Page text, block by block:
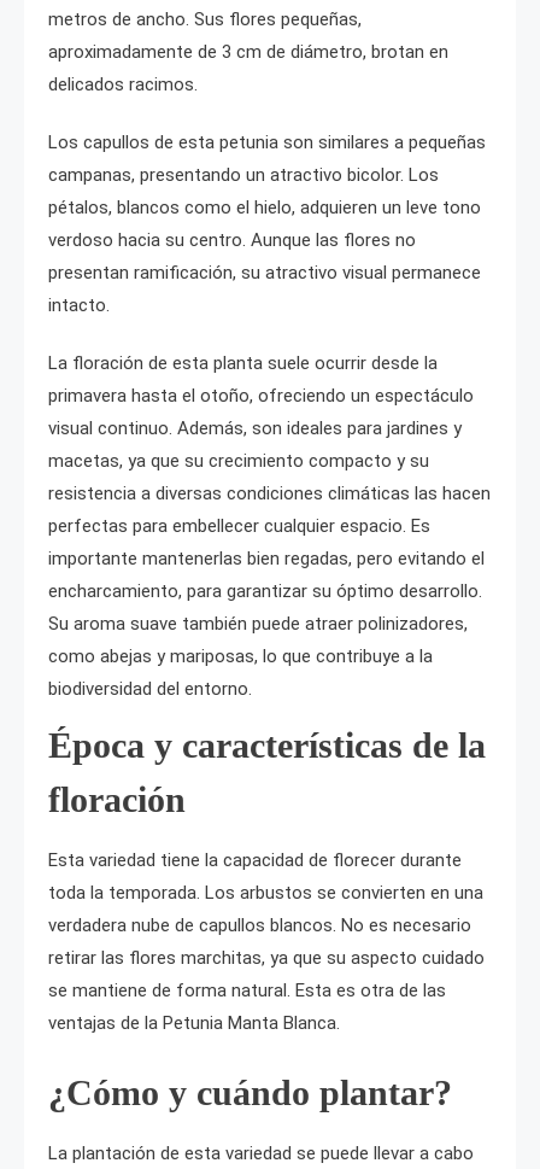
metros de ancho. Sus flores pequeñas,
aproximadamente de 3 cm de diámetro, brotan en
delicados racimos.
Los capullos de esta petunia son similares a pequeñas
campanas, presentando un atractivo bicolor. Los
pétalos, blancos como el hielo, adquieren un leve tono
verdoso hacia su centro. Aunque las flores no
presentan ramificación, su atractivo visual permanece
intacto.
La floración de esta planta suele ocurrir desde la
primavera hasta el otoño, ofreciendo un espectáculo
visual continuo. Además, son ideales para jardines y
macetas, ya que su crecimiento compacto y su
resistencia a diversas condiciones climáticas las hacen
perfectas para embellecer cualquier espacio. Es
importante mantenerlas bien regadas, pero evitando el
encharcamiento, para garantizar su óptimo desarrollo.
Su aroma suave también puede atraer polinizadores,
como abejas y mariposas, lo que contribuye a la
biodiversidad del entorno.
Época y características de la
floración
Esta variedad tiene la capacidad de florecer durante
toda la temporada. Los arbustos se convierten en una
verdadera nube de capullos blancos. No es necesario
retirar las flores marchitas, ya que su aspecto cuidado
se mantiene de forma natural. Esta es otra de las
ventajas de la Petunia Manta Blanca.
¿Cómo y cuándo plantar?
La plantación de esta variedad se puede llevar a cabo